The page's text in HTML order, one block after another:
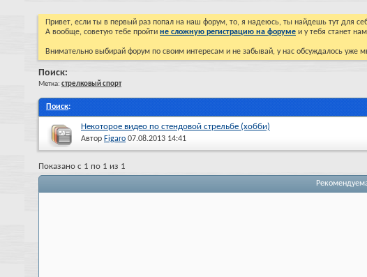
Привет, если ты в первый раз попал на наш форум, то, я надеюсь, ты найдешь тут для
А вообще, советую тебе пройти не сложную регистрацию на форуме и у тебя станет
Внимательно выбирай форум по своим интересам и не забывай, у нас обсуждалось уже
Поиск:
Метка: стрелковый спорт
Поиск:
Некоторое видео по стендовой стрельбе (хобби)
Автор Figaro 07.08.2013 14:41
Показано с 1 по 1 из 1